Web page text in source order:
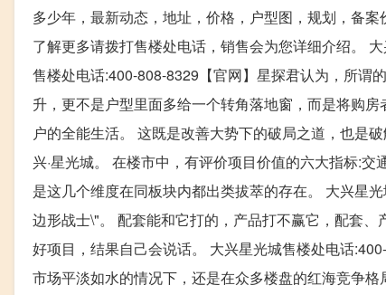
多少年，最新动态，地址，价格，户型图，规划，备
了解更多请拨打售楼处电话，销售会为您详细介绍。
售楼处电话:400-808-8329【官网】星探君认为，所谓
升，更不是户型里面多给一个转角落地窗，而是将购
户的全能生活。 这既是改善大势下的破局之道，也是
兴·星光城。 在楼市中，有评价项目价值的六大指标:
是这几个维度在同板块内都出类拔萃的存在。 大兴星
边形战士\"。 配套能和它打的，产品打不赢它，配套
好项目，结果自己会说话。 大兴星光城售楼处电话
市场平淡如水的情况下，还是在众多楼盘的红海竞争